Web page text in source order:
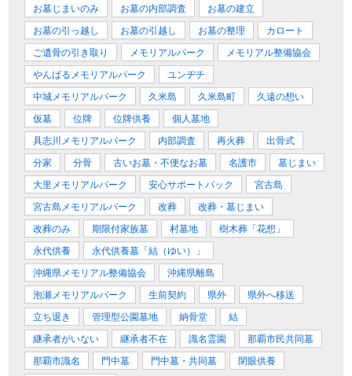
お墓じまいのみ
お墓の内部調査
お墓の建立
お墓の引っ越し
お墓の引越し お墓の整理
カロート
ご遺骨の引き取り
メモリアルパーク
メモリアル整備協会
やんばるメモリアルパーク
ユンヂチ
中城メモリアルパーク
久米島 久米島町
久遠の想い
仮墓
位牌 位牌供養
個人墓地
具志川メモリアルパーク
内部調査 再火葬
出骨式
分家
分骨 古いお墓・不便なお墓 名護市
墓じまい
大里メモリアルパーク
安心サポートパック
宮古島
宮古島メモリアルパーク
改葬
改葬・墓じまい
改葬のみ
期限付家族墓 村墓地
樹木葬「花想」
永代供養
永代供養墓「結（ゆい）」
沖縄県メモリアル整備協会
沖縄県離島
泡瀬メモリアルパーク
生前契約 県外
県外へ移送
立ち退き
管理型公園墓地 納骨堂
結
継承者がいない
継承者不在 識名霊園
那覇市民共同墓
那覇市識名
門中墓 門中墓・共同墓
閉眼供養